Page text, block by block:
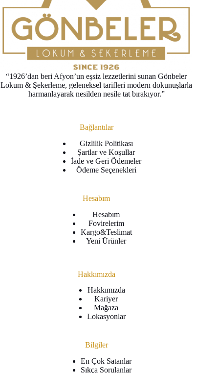
“1926’dan beri Afyon’un eşsiz lezzetlerini sunan Gönbeler
Lokum & Şekerleme, geleneksel tarifleri modern dokunuşlarla
harmanlayarak nesilden nesile tat bırakıyor.”
Bağlantılar
Gizlilik Politikası
Şartlar ve Koşullar
İade ve Geri Ödemeler
Ödeme Seçenekleri
Hesabım
Hesabım
Fovirelerim
Kargo&Teslimat
Yeni Ürünler
Hakkımızda
Hakkımızda
Kariyer
Mağaza
Lokasyonlar
Bilgiler
En Çok Satanlar
Sıkça Sorulanlar